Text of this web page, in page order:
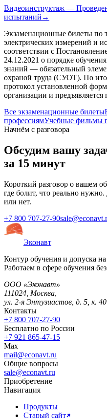
Видеоинструктаж —
испытаний →
Экзаменационные билеты по
электрических измерений и
соответствии с
24.12.2021 о порядке
знаний — обязательный
охраной труда (СУОТ). По
протокол установленной
организации и
Все экзаменационные билеты
профессиямУчебные фильмы
Начнём с разговора
Обсудим вашу
за 15 минут
Короткий разговор о вашем
где болит, что реально
или нет.
+7 800 707-27-90
Эконавт
Контур обучения и допуска
Работаем в сфере обучения
ООО «Эконавт»
111024 Москва
ул. 2-я Энтузиастов, д. 5, к. 40
Контакты
+7 800 707-27-90
Бесплатно по России
+7 921 865-47-15
Max
mail@econavt.ru
Общие вопросы
sale@econavt.ru
Приобретение
Навигация
Продукты
Старый сайт